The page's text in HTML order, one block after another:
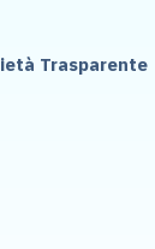
Trasparente